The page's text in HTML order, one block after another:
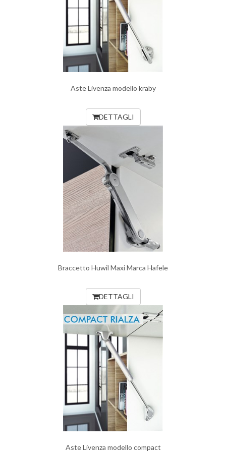
Aste Livenza modello kraby
DETTAGLI
Braccetto Huwil Maxi Marca Hafele
DETTAGLI
Aste Livenza modello compact